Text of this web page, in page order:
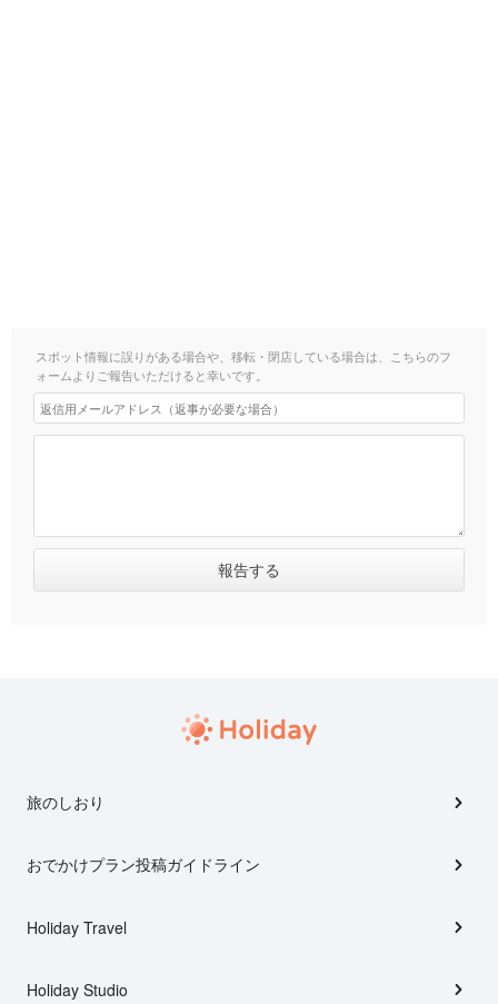
スポット情報に誤りがある場合や、移転・閉店している場合は、こちらのフ
ォームよりご報告いただけると幸いです。
旅のしおり
おでかけプラン投稿ガイドライン
Holiday Travel
Holiday Studio